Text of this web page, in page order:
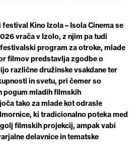
Kino Izola – Isola Cinema se
vrača v Izolo, z njim pa tudi
program za otroke, mlade
filmov predstavlja zgodbe o
različne družinske vsakdane ter
in svetu, pri čemer so
pogum mladih filmskih
tako za mlade kot odrasle
ki tradicionalno poteka med
filmskih projekcij, ampak vabi
delavnice in tematske